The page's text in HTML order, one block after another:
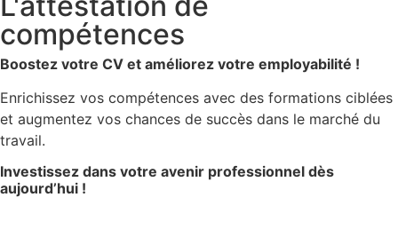
compétences
Boostez votre CV et améliorez votre employabilité !
Enrichissez vos compétences avec des formations ciblées
et augmentez vos chances de succès dans le marché du
travail.
Investissez dans votre avenir professionnel dès
aujourd’hui !